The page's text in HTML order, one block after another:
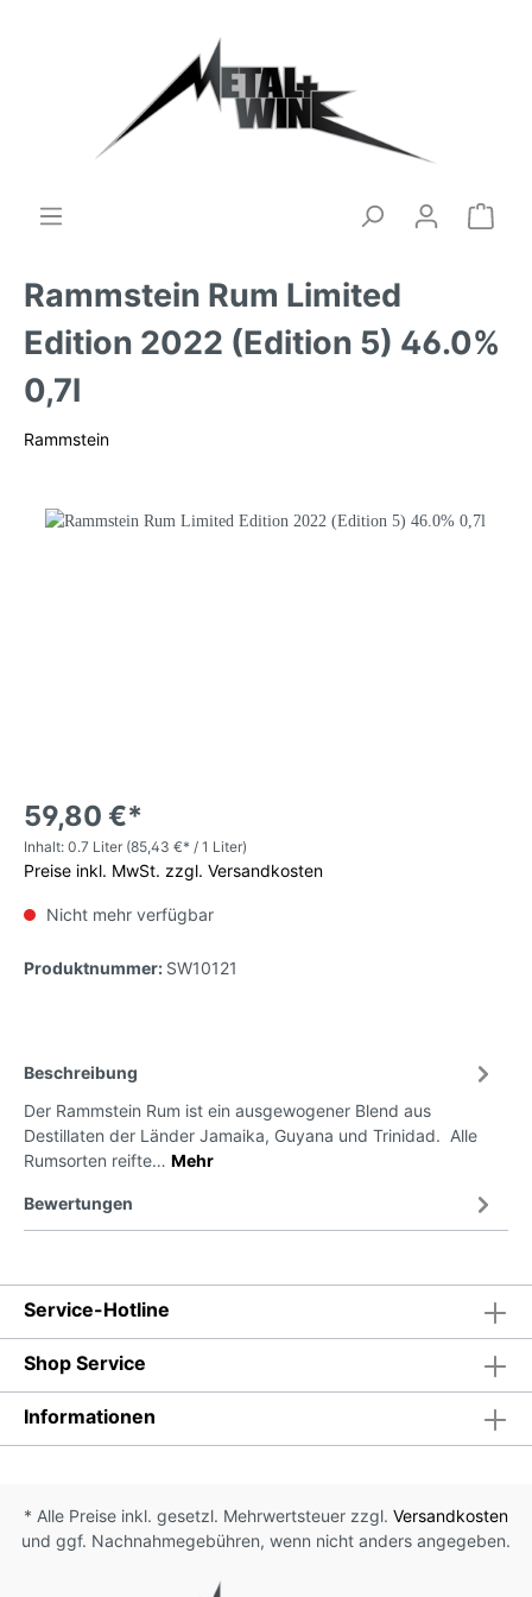
Rammstein Rum Limited
Edition 2022 (Edition 5) 46.0%
0,7l
Rammstein
59,80 €*
Inhalt: 0.7 Liter (85,43 €* / 1 Liter)
Preise inkl. MwSt. zzgl. Versandkosten
Nicht mehr verfügbar
Produktnummer: SW10121
Beschreibung
Der Rammstein Rum ist ein ausgewogener Blend aus
Destillaten der Länder Jamaika, Guyana und Trinidad. Alle
Rumsorten reifte… Mehr
Bewertungen
Service-Hotline
Shop Service
Informationen
* Alle Preise inkl. gesetzl. Mehrwertsteuer zzgl. Versandkosten
und ggf. Nachnahmegebühren, wenn nicht anders angegeben.